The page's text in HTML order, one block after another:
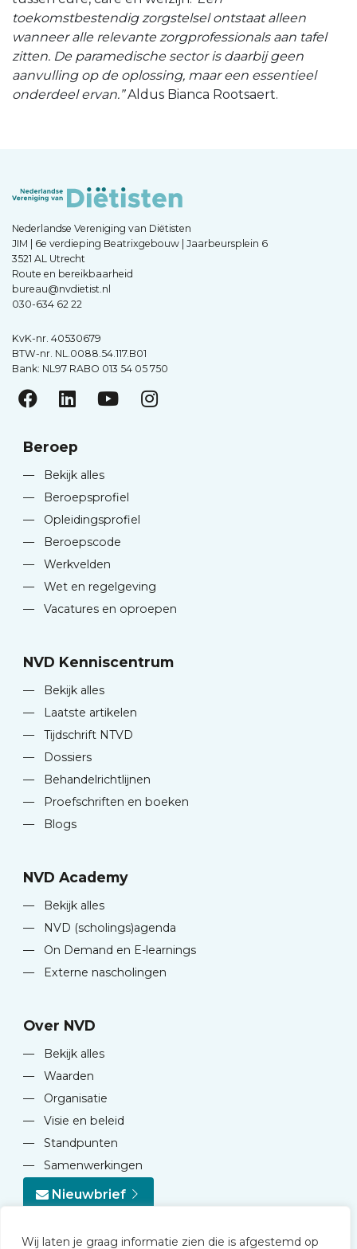
Wij laten je graag informatie zien die is afgestemd op
toekomstbestendig zorgstelsel ontstaat alleen
wanneer alle relevante zorgprofessionals aan tafel
zitten. De paramedische sector is daarbij geen
aanvulling op de oplossing, maar een essentieel
onderdeel ervan.”Aldus Bianca Rootsaert.
Nederlandse Vereniging van Diëtisten
JIM | 6e verdieping Beatrixgebouw | Jaarbeursplein 6
3521 AL Utrecht
Route en bereikbaarheid
bureau@nvdietist.nl
030-634 62 22
KvK-nr. 40530679
BTW-nr. NL.0088.54.117.B01
Bank: NL97 RABO 013 54 05 750
Beroep
—
Bekijk alles
—
Beroepsprofiel
—
Opleidingsprofiel
—
Beroepscode
—
Werkvelden
—
Wet en regelgeving
—
Vacatures en oproepen
NVD Kenniscentrum
—
Bekijk alles
—
Laatste artikelen
—
Tijdschrift NTVD
—
Dossiers
—
Behandelrichtlijnen
—
Proefschriften en boeken
—
Blogs
NVD Academy
—
Bekijk alles
—
NVD (scholings)agenda
—
On Demand en E-learnings
—
Externe nascholingen
Over NVD
—
Bekijk alles
—
Waarden
—
Organisatie
—
Visie en beleid
—
Standpunten
—
Samenwerkingen
Nieuwbrief